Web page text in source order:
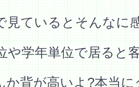
見ているとそんなに
や学年単位で居ると
か背が高いよ?本当